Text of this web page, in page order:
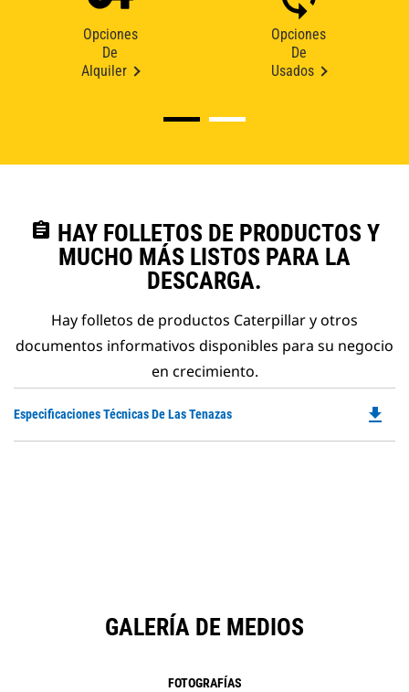
Opciones
De
Alquiler
Opciones
De
Usados
assignment HAY FOLLETOS DE PRODUCTOS Y
MUCHO MÁS LISTOS PARA LA
DESCARGA.
Hay folletos de productos Caterpillar y otros
documentos informativos disponibles para su negocio
en crecimiento.
Especificaciones Técnicas De Las Tenazas file_download
GALERÍA DE MEDIOS
FOTOGRAFÍAS